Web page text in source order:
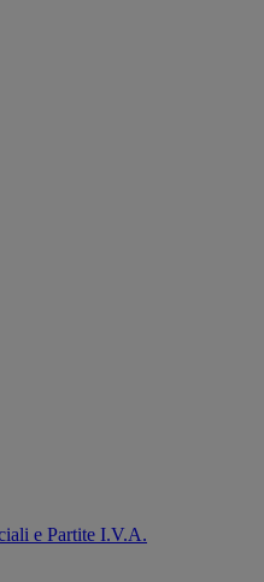
e Partite I.V.A.